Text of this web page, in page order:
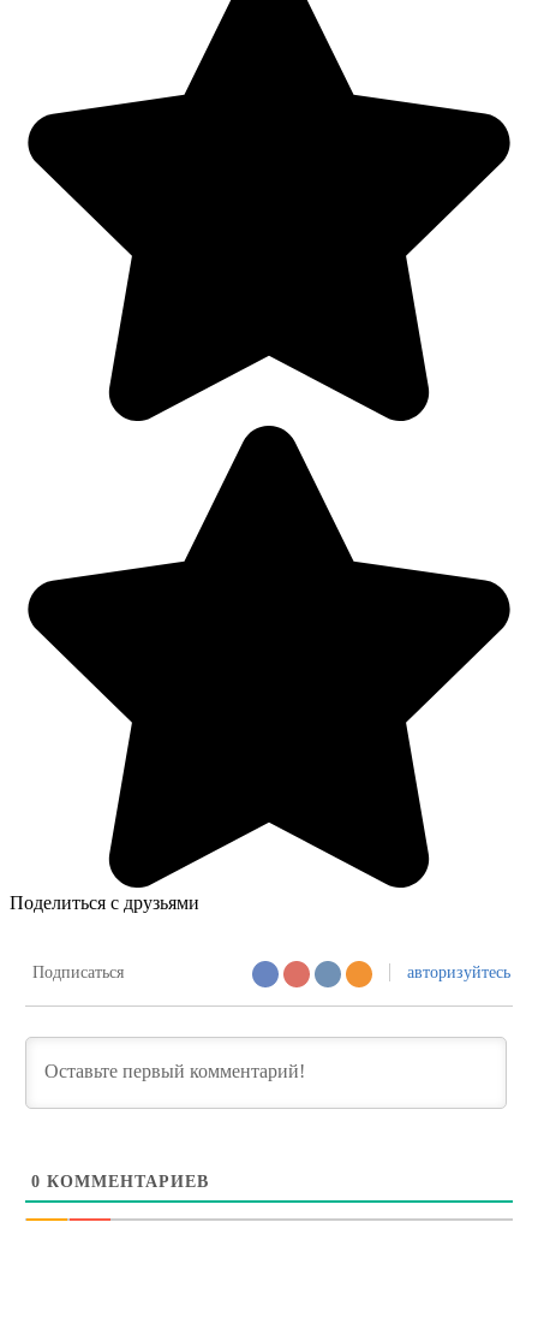
Поделиться с друзьями
Подписаться авторизуйтесь
0 КОММЕНТАРИЕВ